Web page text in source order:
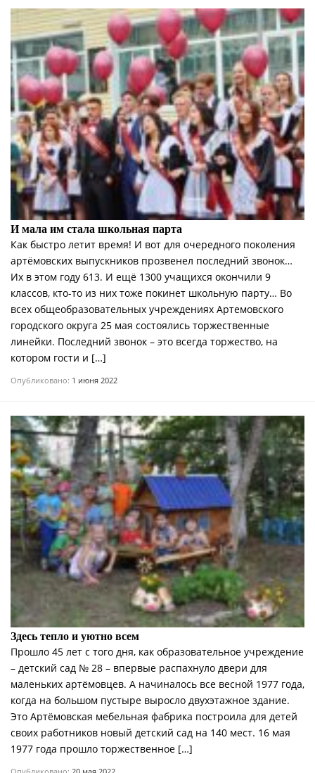
И мала им стала школьная парта
Как быстро летит время! И вот для очередного поколения
артёмовских выпускников прозвенел последний звонок…
Их в этом году 613. И ещё 1300 учащихся окончили 9
классов, кто-то из них тоже покинет школьную парту… Во
всех общеобразовательных учреждениях Артемовского
городского округа 25 мая состоялись торжественные
линейки. Последний звонок – это всегда торжество, на
котором гости и […]
Опубликовано: 1 июня 2022
Здесь тепло и уютно всем
Прошло 45 лет с того дня, как образовательное учреждение
– детский сад № 28 – впервые распахнуло двери для
маленьких артёмовцев. А начиналось все весной 1977 года,
когда на большом пустыре выросло двухэтажное здание.
Это Артёмовская мебельная фабрика построила для детей
своих работников новый детский сад на 140 мест. 16 мая
1977 года прошло торжественное […]